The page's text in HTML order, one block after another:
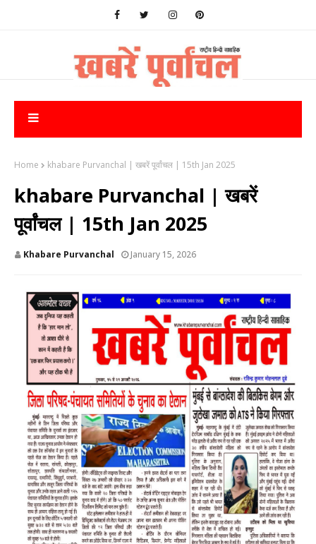
Home khabare Purvanchal | खबरें पूर्वांचल | 15th Jan 2025
khabare Purvanchal | खबरें
पूर्वांचल | 15th Jan 2025
Khabare Purvanchal January 15, 2026